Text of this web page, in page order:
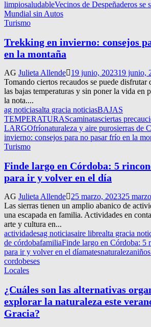
limpiosaludableVecinos de Despeñaderos se
Mundial sin Autos
Turismo
Trekking en invierno: consejos
en la montaña
AG Julieta Allende 19 junio, 202319 junio,
Tomando ciertos recaudos se puede
las bajas temperaturas y sin poner la vida en
la nota....
ag noticiasalta gracia noticiasBAJAS
TEMPERATURAScaminatasciertas
LARGOfríonaturaleza y aire purosierras de
invierno: consejos para no pasar frío en la
Turismo
Finde largo en Córdoba: 5
para ir y volver en el día
AG Julieta Allende 25 marzo, 202325
Las sierras tienen un amplio abanico de
una escapada en familia. Actividades en
arte y cultura en...
actividadesag noticiasaire librealta gracia
de córdobafamiliaFinde largo en Córdoba: 5
para ir y volver en el díamatesnaturaleza
cordobeses
Locales
¿Cuáles son las alternativas
explorar la naturaleza este
Gracia?